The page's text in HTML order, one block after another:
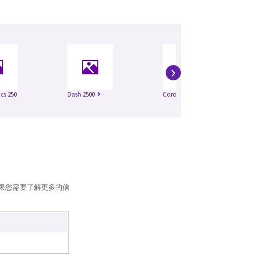
250
Dash 2500 Corometrics 126
›
您需要了解更多的信